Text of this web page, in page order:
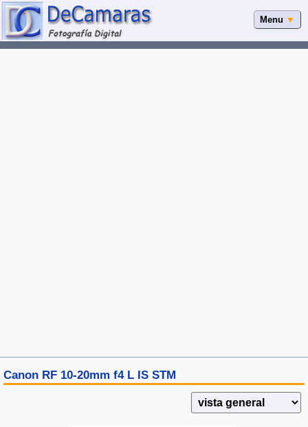
Menu ▼
Canon RF 10-20mm f4 L IS STM